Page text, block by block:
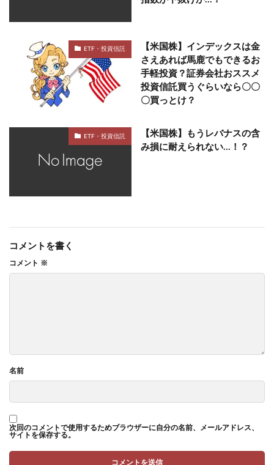
ETF・投資信託
【米国株】インデックスは金
さえあれば馬鹿でもできるお
手軽投資？証券会社おススメ
投資信託買うぐらいなら〇〇
〇買っとけ？
ETF・投資信託
【米国株】もうレバナスの含
み損に耐えられない…！？
コメントを書く
コメント ※
名前
次回のコメントで使用するためブラウザーに自分の名前、メールアドレス、
サイトを保存する。